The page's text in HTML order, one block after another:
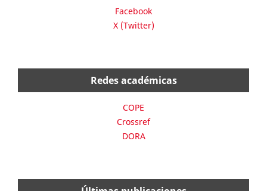
Facebook
X (Twitter)
Redes académicas
COPE
Crossref
DORA